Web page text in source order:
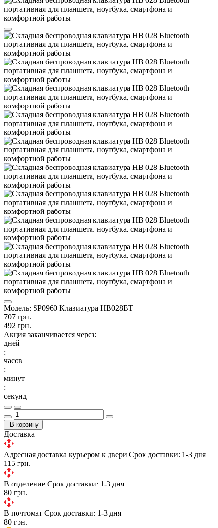
Модель: SP0960 Клавиатура HB028BT
707 грн.
492 грн.
Акция заканчивается через:
дней
:
часов
:
минут
:
секунд
В корзину
Доставка
Адресная доставка курьером к двери Срок доставки: 1-3 дня
115 грн.
В отделение Срок доставки: 1-3 дня
80 грн.
В почтомат Срок доставки: 1-3 дня
80 грн.